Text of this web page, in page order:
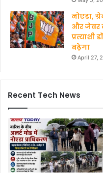
नोएडा,
और जेवर
प्रत्याशी
बढ़ेगा
April 27,
Recent Tech News